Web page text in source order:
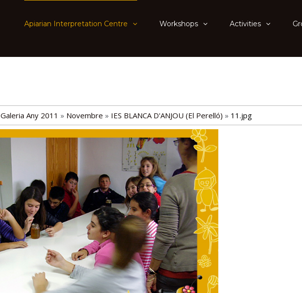
Apiarian Interpretation Centre Workshops Activities
Galeria Any 2011 » Novembre » IES BLANCA D'ANJOU (El Perelló) » 11.jpg